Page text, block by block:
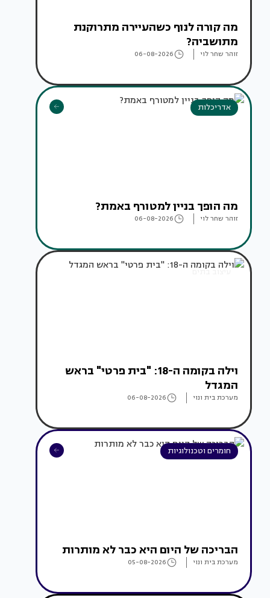
מה קורה לנוף כשהעיירה מתרוקנת
מתושביה?
זוהר שחר לוי 06-08-2026
אדריכלות
מה הופך בניין למטורף באמת?
זוהר שחר לוי 06-08-2026
עיצוב בתים
וילה בקומה ה-18: "בית פרטי" בראש
המגדל
מערכת בית ונוי 06-08-2026
חומרים וטכנולוגיות
הבריכה של היום היא כבר לא מותרות
מערכת בית ונוי 05-08-2026